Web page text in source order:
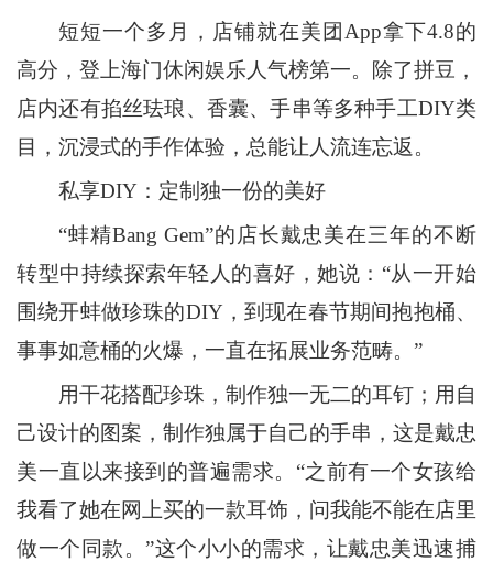
短短一个多月，店铺就在美团App拿下4.8的
高分，登上海门休闲娱乐人气榜第一。除了拼豆，
店内还有掐丝珐琅、香囊、手串等多种手工DIY类
目，沉浸式的手作体验，总能让人流连忘返。
私享DIY：定制独一份的美好
“蚌精Bang Gem”的店长戴忠美在三年的不断
转型中持续探索年轻人的喜好，她说：“从一开始
围绕开蚌做珍珠的DIY，到现在春节期间抱抱桶、
事事如意桶的火爆，一直在拓展业务范畴。”
用干花搭配珍珠，制作独一无二的耳钉；用自
己设计的图案，制作独属于自己的手串，这是戴忠
美一直以来接到的普遍需求。“之前有一个女孩给
我看了她在网上买的一款耳饰，问我能不能在店里
做一个同款。”这个小小的需求，让戴忠美迅速捕